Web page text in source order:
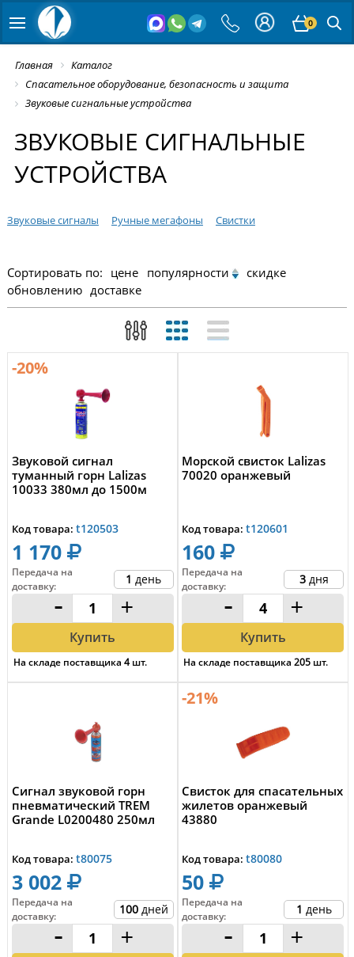
0
Главная
Каталог
Спасательное оборудование, безопасность и защита
Звуковые сигнальные устройства
ЗВУКОВЫЕ СИГНАЛЬНЫЕ
УСТРОЙСТВА
Звуковые сигналы Ручные мегафоны Свистки
Сортировать по: цене популярности
скидке
обновлению доставке
-20%
Звуковой сигнал
туманный горн Lalizas
10033 380мл до 1500м
Код товара: t120503
1 170
Передача на
доставку: 1 день
- +
Купить
На складе поставщика 4шт.
Морской свисток Lalizas
70020 оранжевый
Код товара: t120601
160
Передача на
доставку: 3 дня
- +
Купить
На складе поставщика205 шт.
Сигнал звуковой горн
пневматический TREM
Grande L0200480 250мл
Код товара: t80075
3 002
Передача на
доставку: 100 дней
- +
-21%
Свисток для спасательных
жилетов оранжевый
43880
Код товара: t80080
50
Передача на
доставку: 1 день
- +